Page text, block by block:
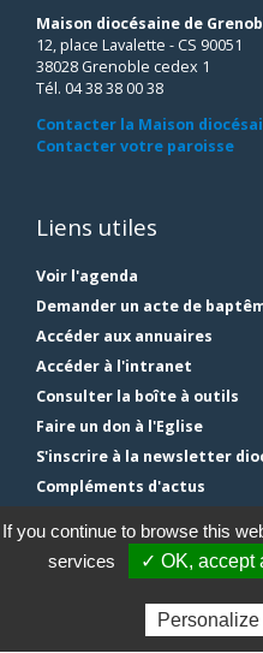
Maison diocésaine de
12, place Lavalette - CS 90051
38028 Grenoble cedex 1
Tél. 04 38 38 00 38
Contacter la Maison
Contacter votre paroisse
Liens utiles
Voir l'agenda
Demander un acte de
Accéder aux annuaires
Accéder à l'intranet
Consulter la boîte à outils
Faire un don à l'Eglise
S'inscrire à la newsletter
Compléments d'actus
Mentions légales
Gestion des cookies
If you continue to browse this
services
✓ OK, accept
Personalize